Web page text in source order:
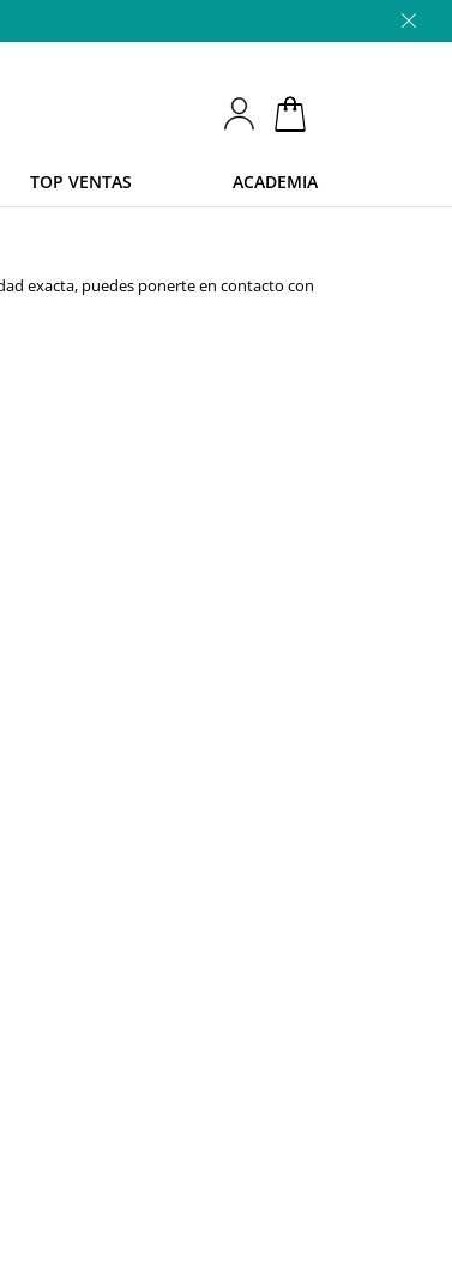
TOP VENTAS ACADEMIA
exacta, puedes ponerte en contacto con